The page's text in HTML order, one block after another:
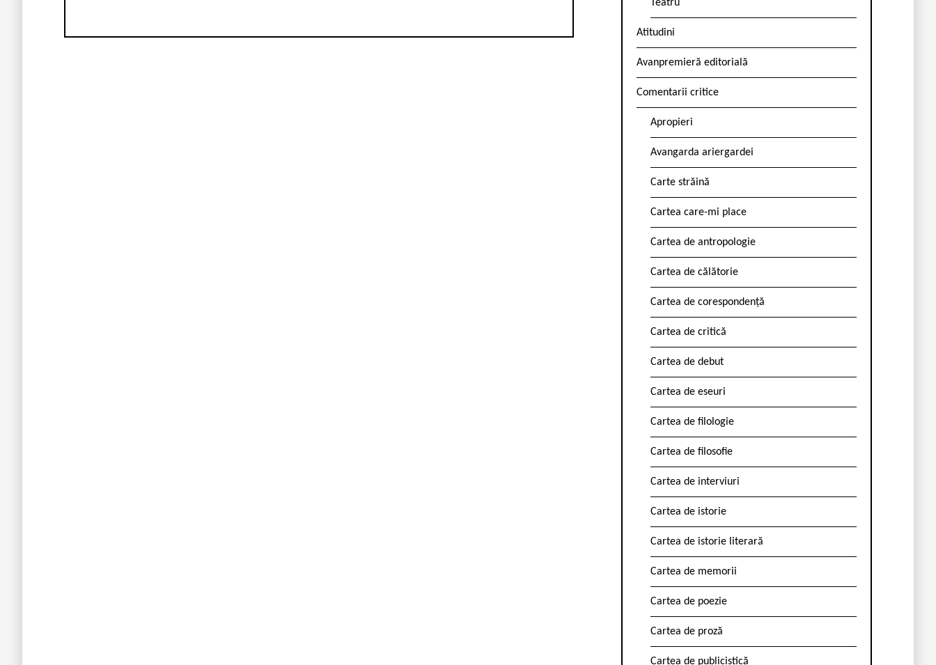
Teatru
Atitudini
Avanpremieră editorială
Comentarii critice
Apropieri
Avangarda ariergardei
Carte străină
Cartea care-mi place
Cartea de antropologie
Cartea de călătorie
Cartea de corespondență
Cartea de critică
Cartea de debut
Cartea de eseuri
Cartea de filologie
Cartea de filosofie
Cartea de interviuri
Cartea de istorie
Cartea de istorie literară
Cartea de memorii
Cartea de poezie
Cartea de proză
Cartea de publicistică